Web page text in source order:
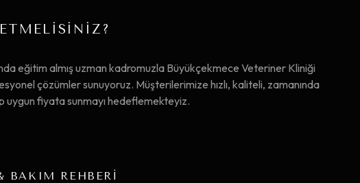
eğitim almış uzman kadromuzla Büyükçekmece Veteriner Kliniği
çözümler sunuyoruz. Müşterilerimize hızlı, kaliteli, zamanında
fiyata sunmayı hedeflemekteyiz.
BAKIM REHBERİ